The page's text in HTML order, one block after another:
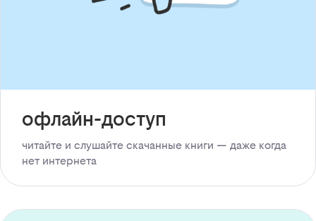
офлайн-доступ
читайте и слушайте скачанные книги — даже когда
нет интернета